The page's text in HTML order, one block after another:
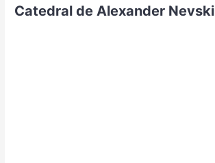
Catedral de Alexander Nevski